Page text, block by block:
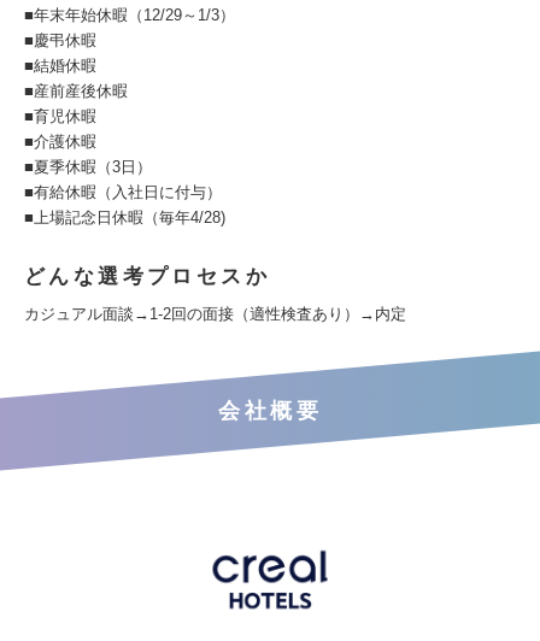
■年末年始休暇（12/29～1/3）
■慶弔休暇
■結婚休暇
■産前産後休暇
■育児休暇
■介護休暇
■夏季休暇（3日）
■有給休暇（入社日に付与）
■上場記念日休暇（毎年4/28)
どんな選考プロセスか
カジュアル面談→1‐2回の面接（適性検査あり）→内定
会社概要